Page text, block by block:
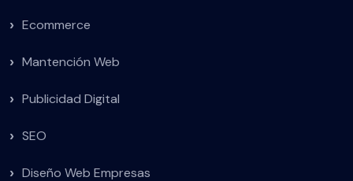
Ecommerce
Mantención Web
Publicidad Digital
SEO
Diseño Web Empresas